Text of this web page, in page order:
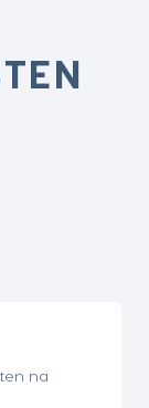
na